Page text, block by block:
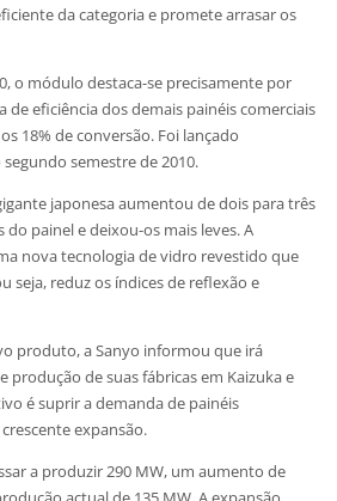
da categoria e promete arrasar os
o módulo destaca-se precisamente por
de eficiência dos demais painéis comerciais
18% de conversão. Foi lançado
semestre de 2010.
japonesa aumentou de dois para três
painel e deixou-os mais leves. A
nova tecnologia de vidro revestido que
seja, reduz os índices de reflexão e
produto, a Sanyo informou que irá
produção de suas fábricas em Kaizuka e
é suprir a demanda de painéis
expansão.
a produzir 290 MW, um aumento de